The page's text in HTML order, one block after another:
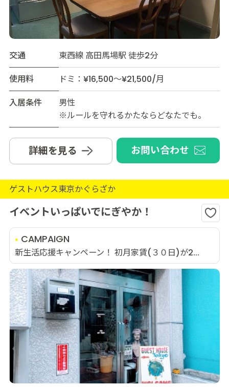
交通
東西線 高田馬場駅 徒歩2分
使用料
ドミ：¥16,500～¥21,500/月
入居条件
男性
※ルールを守れるかたならどなたでも。
詳細を見る お問い合わせ
ゲストハウス東京かぐらざか
イベントいっぱいでにぎやか！
CAMPAIGN
新生活応援キャンペーン！ 初月家賃(３０日)が2...